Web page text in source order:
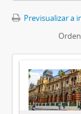
Previsualizar a